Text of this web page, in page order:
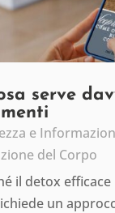
serve
e
del Corpo
il detox
un